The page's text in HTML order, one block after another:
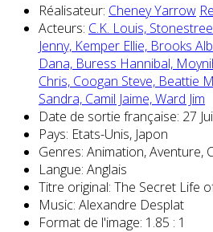
Réalisateur: Cheney Yarrow
Acteurs: C.K. Louis,
Jenny, Kemper Ellie, Brooks
Dana, Buress Hannibal,
Chris, Coogan Steve, Beattie
Sandra, Camil Jaime,Ward Jim
Date de sortie française: 27
Pays: Etats-Unis, Japon
Genres: Animation, Aventure,
Langue: Anglais
Titre original: The Secret Life
Music: Alexandre Desplat
Format de l'image: 1.85 : 1